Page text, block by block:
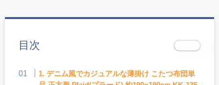
目次
1. デニム風でカジュアルな薄掛け こたつ布団単